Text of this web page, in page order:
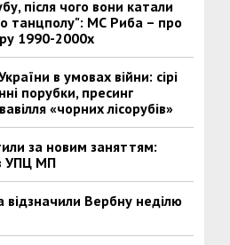
після чого вони катали
танцполу": МС Риба – про
1990-2000х
в умовах війни: сірі
порубки, пресинг
«чорних лісорубів»
за новим заняттям:
УПЦ МП
відзначили Вербну неділю